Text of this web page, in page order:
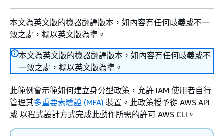
本文為英文版的機器翻譯版本，如內容有任何歧義或不一
致之處，概以英文版為準。
本文為英文版的機器翻譯版本，如內容有任何歧義或不
一致之處，概以英文版為準。
此範例會示範如何建立身分型政策，允許 IAM 使用者自行
管理其多重要素驗證 (MFA) 裝置。此政策授予從 AWS API
或 以程式設計方式完成此動作所需的許可 AWS CLI。